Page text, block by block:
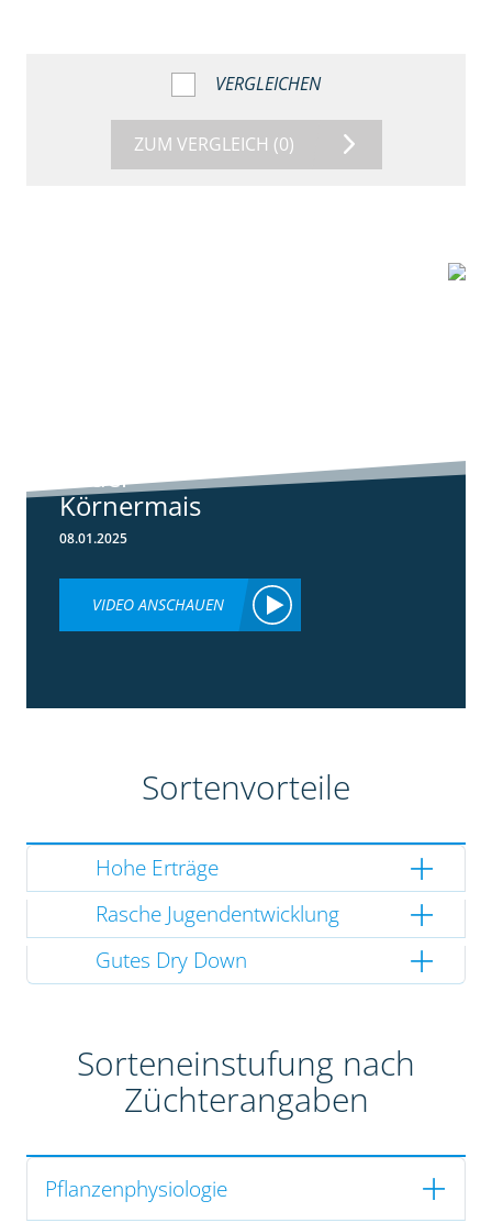
VERGLEICHEN
ZUM VERGLEICH (0)
neuer
Körnermais
08.01.2025
VIDEO ANSCHAUEN
Sortenvorteile
Hohe Erträge
Rasche Jugendentwicklung
Gutes Dry Down
Sorteneinstufung nach
Züchterangaben
Pflanzenphysiologie